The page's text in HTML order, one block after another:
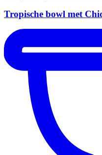
Tropische bowl met